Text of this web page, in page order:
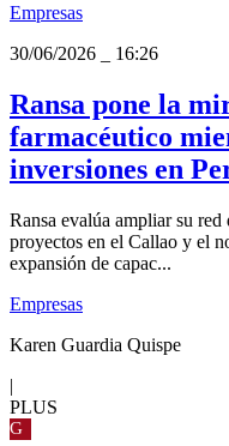
Empresas
30/06/2026
16:26
Ransa pone la
farmacéutico
inversiones en
Ransa evalúa ampliar su
proyectos en el Callao y el
expansión de capac...
Empresas
Karen Guardia Quispe
|
PLUS
G